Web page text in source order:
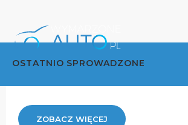
OSTATNIO SPROWADZONE
ZOBACZ WIĘCEJ